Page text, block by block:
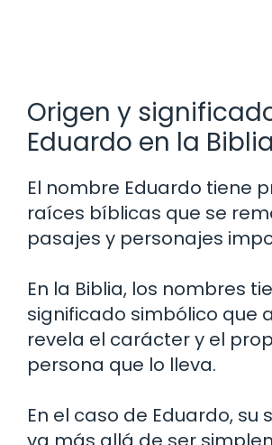
Origen y
Eduardo en la Biblia
El nombre Eduardo tiene
raíces bíblicas que se
pasajes y personajes
En la Biblia, los nombres
significado simbólico que
revela el carácter y el
persona que lo lleva.
En el caso de Eduardo, su